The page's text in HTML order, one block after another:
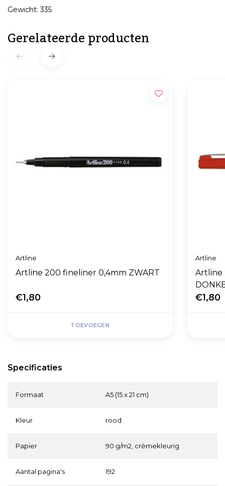
Gewicht: 335
Specificaties
Formaat A5 (15 x 21 cm)
Kleur rood
Papier 90 g/m2, crèmekleurig
Aantal pagina's 192
Gerelateerde producten
Artline
Artline 200 fineliner 0,4mm ZWART
€1,80
TOEVOEGEN
Artline
Artline
€1,80